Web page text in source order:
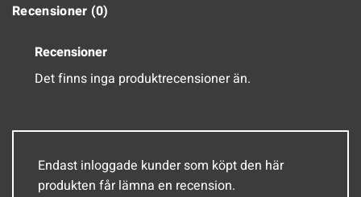
Recensioner (0)
Recensioner
Det finns inga produktrecensioner än.
Endast inloggade kunder som köpt den här
produkten får lämna en recension.